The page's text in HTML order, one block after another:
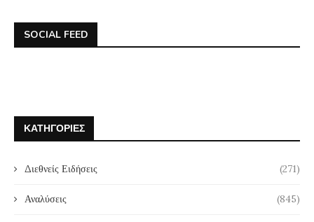
SOCIAL FEED
ΚΑΤΗΓΟΡΊΕΣ
Διεθνείς Ειδήσεις (271)
Αναλύσεις (845)